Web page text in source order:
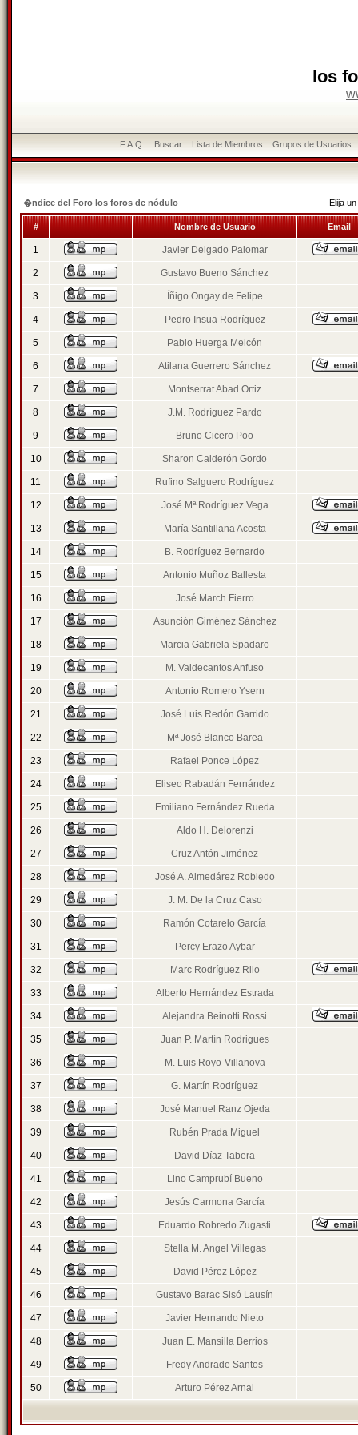
los
F.A.Q. Buscar Lista de Miembros Grupos de Usuarios
�ndice del Foro los foros de nódulo Elija
# Nombre de Usuario Email
1 Javier Delgado Palomar
2 Gustavo Bueno Sánchez
3 Íñigo Ongay de Felipe
4 Pedro Insua Rodríguez
5 Pablo Huerga Melcón
6 Atilana Guerrero Sánchez
7 Montserrat Abad Ortiz
8 J.M. Rodríguez Pardo
9 Bruno Cicero Poo
10 Sharon Calderón Gordo
11 Rufino Salguero Rodríguez
12 José Mª Rodríguez Vega
13 María Santillana Acosta
14 B. Rodríguez Bernardo
15 Antonio Muñoz Ballesta
16 José March Fierro
17 Asunción Giménez Sánchez
18 Marcia Gabriela Spadaro
19 M. Valdecantos Anfuso
20 Antonio Romero Ysern
21 José Luis Redón Garrido
22 Mª José Blanco Barea
23 Rafael Ponce López
24 Eliseo Rabadán Fernández
25 Emiliano Fernández Rueda
26 Aldo H. Delorenzi
27 Cruz Antón Jiménez
28 José A. Almedárez Robledo
29 J. M. De la Cruz Caso
30 Ramón Cotarelo García
31 Percy Erazo Aybar
32 Marc Rodríguez Rilo
33 Alberto Hernández Estrada
34 Alejandra Beinotti Rossi
35 Juan P. Martín Rodrigues
36 M. Luis Royo-Villanova
37 G. Martín Rodríguez
38 José Manuel Ranz Ojeda
39 Rubén Prada Miguel
40 David Díaz Tabera
41 Lino Camprubí Bueno
42 Jesús Carmona García
43 Eduardo Robredo Zugasti
44 Stella M. Angel Villegas
45 David Pérez López
46 Gustavo Barac Sisó Lausín
47 Javier Hernando Nieto
48 Juan E. Mansilla Berrios
49 Fredy Andrade Santos
50 Arturo Pérez Arnal